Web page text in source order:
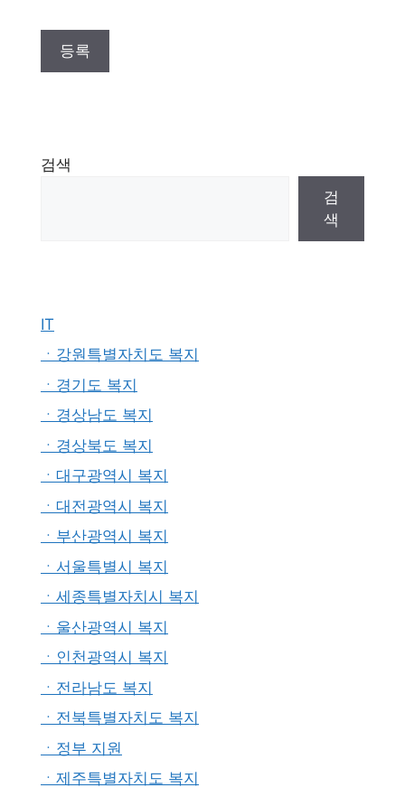
검색
검
색
IT
ㆍ강원특별자치도 복지
ㆍ경기도 복지
ㆍ경상남도 복지
ㆍ경상북도 복지
ㆍ대구광역시 복지
ㆍ대전광역시 복지
ㆍ부산광역시 복지
ㆍ서울특별시 복지
ㆍ세종특별자치시 복지
ㆍ울산광역시 복지
ㆍ인천광역시 복지
ㆍ전라남도 복지
ㆍ전북특별자치도 복지
ㆍ정부 지원
ㆍ제주특별자치도 복지